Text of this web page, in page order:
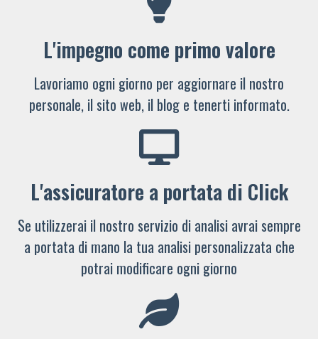
L'impegno come primo valore
Lavoriamo ogni giorno per aggiornare il nostro
personale, il sito web, il blog e tenerti informato.
L'assicuratore a portata di Click
Se utilizzerai il nostro servizio di analisi avrai sempre
a portata di mano la tua analisi personalizzata che
potrai modificare ogni giorno